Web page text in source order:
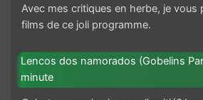
Avec mes critiques en herbe, je vous
films de ce joli programme.
Lencos dos namorados (Gobelins
minute